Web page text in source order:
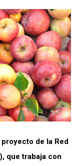
de la Red
que trabaja con